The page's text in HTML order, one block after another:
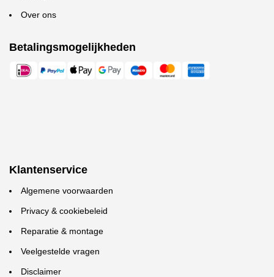
Over ons
Betalingsmogelijkheden
Klantenservice
Algemene voorwaarden
Privacy & cookiebeleid
Reparatie & montage
Veelgestelde vragen
Disclaimer